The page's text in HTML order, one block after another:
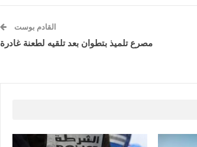
القادم بوست
مصرع تلميذ بتطوان بعد تلقيه لطعنة غادرة